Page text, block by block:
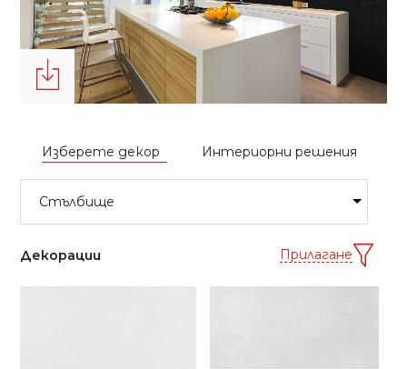
Изберете декор Интериорни решения
Декорации Прилагане